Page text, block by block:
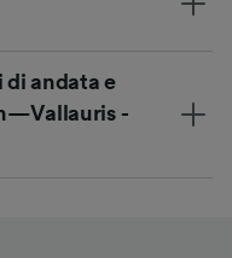
di andata e
-